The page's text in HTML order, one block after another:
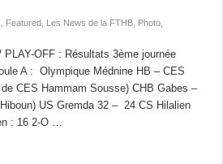
Featured Les News de la FTHB Photo
OFF : Résultats 3ème journée
A : Olympique Médnine HB – CES
CES Hammam Sousse) CHB Gabes –
US Gremda 32 – 24 CS Hilalien
: 16 2-O …